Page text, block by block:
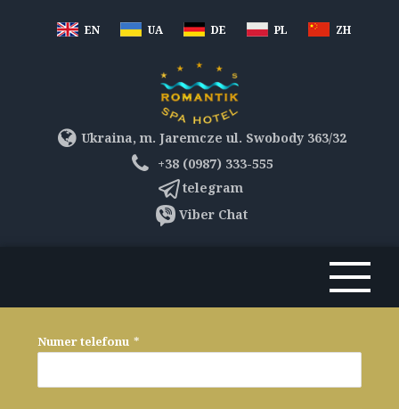
EN UA DE PL ZH
Ukraina, m. Jaremcze ul. Swobody 363/32
+38 (0987) 333-555
telegram
Viber Chat
Numer telefonu *